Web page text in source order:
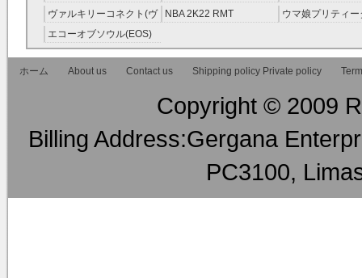
RMT
ラグ(ロスフラ)
ヴァルキリーコネクト(ヴ
ァルコネ) RMT
NBA 2K22 RMT
ウマ娘プリティー
エコーオブソウル(EOS)
RMT
ホーム
About us Contact us Shipping policy Private policy
Copyright © 2009
Billing Address:Gergana
PC3100,